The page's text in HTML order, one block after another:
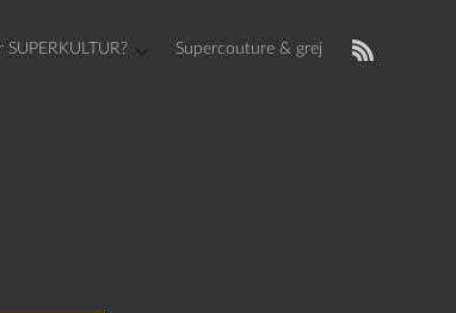
SUPERKULTUR? Supercouture & grej